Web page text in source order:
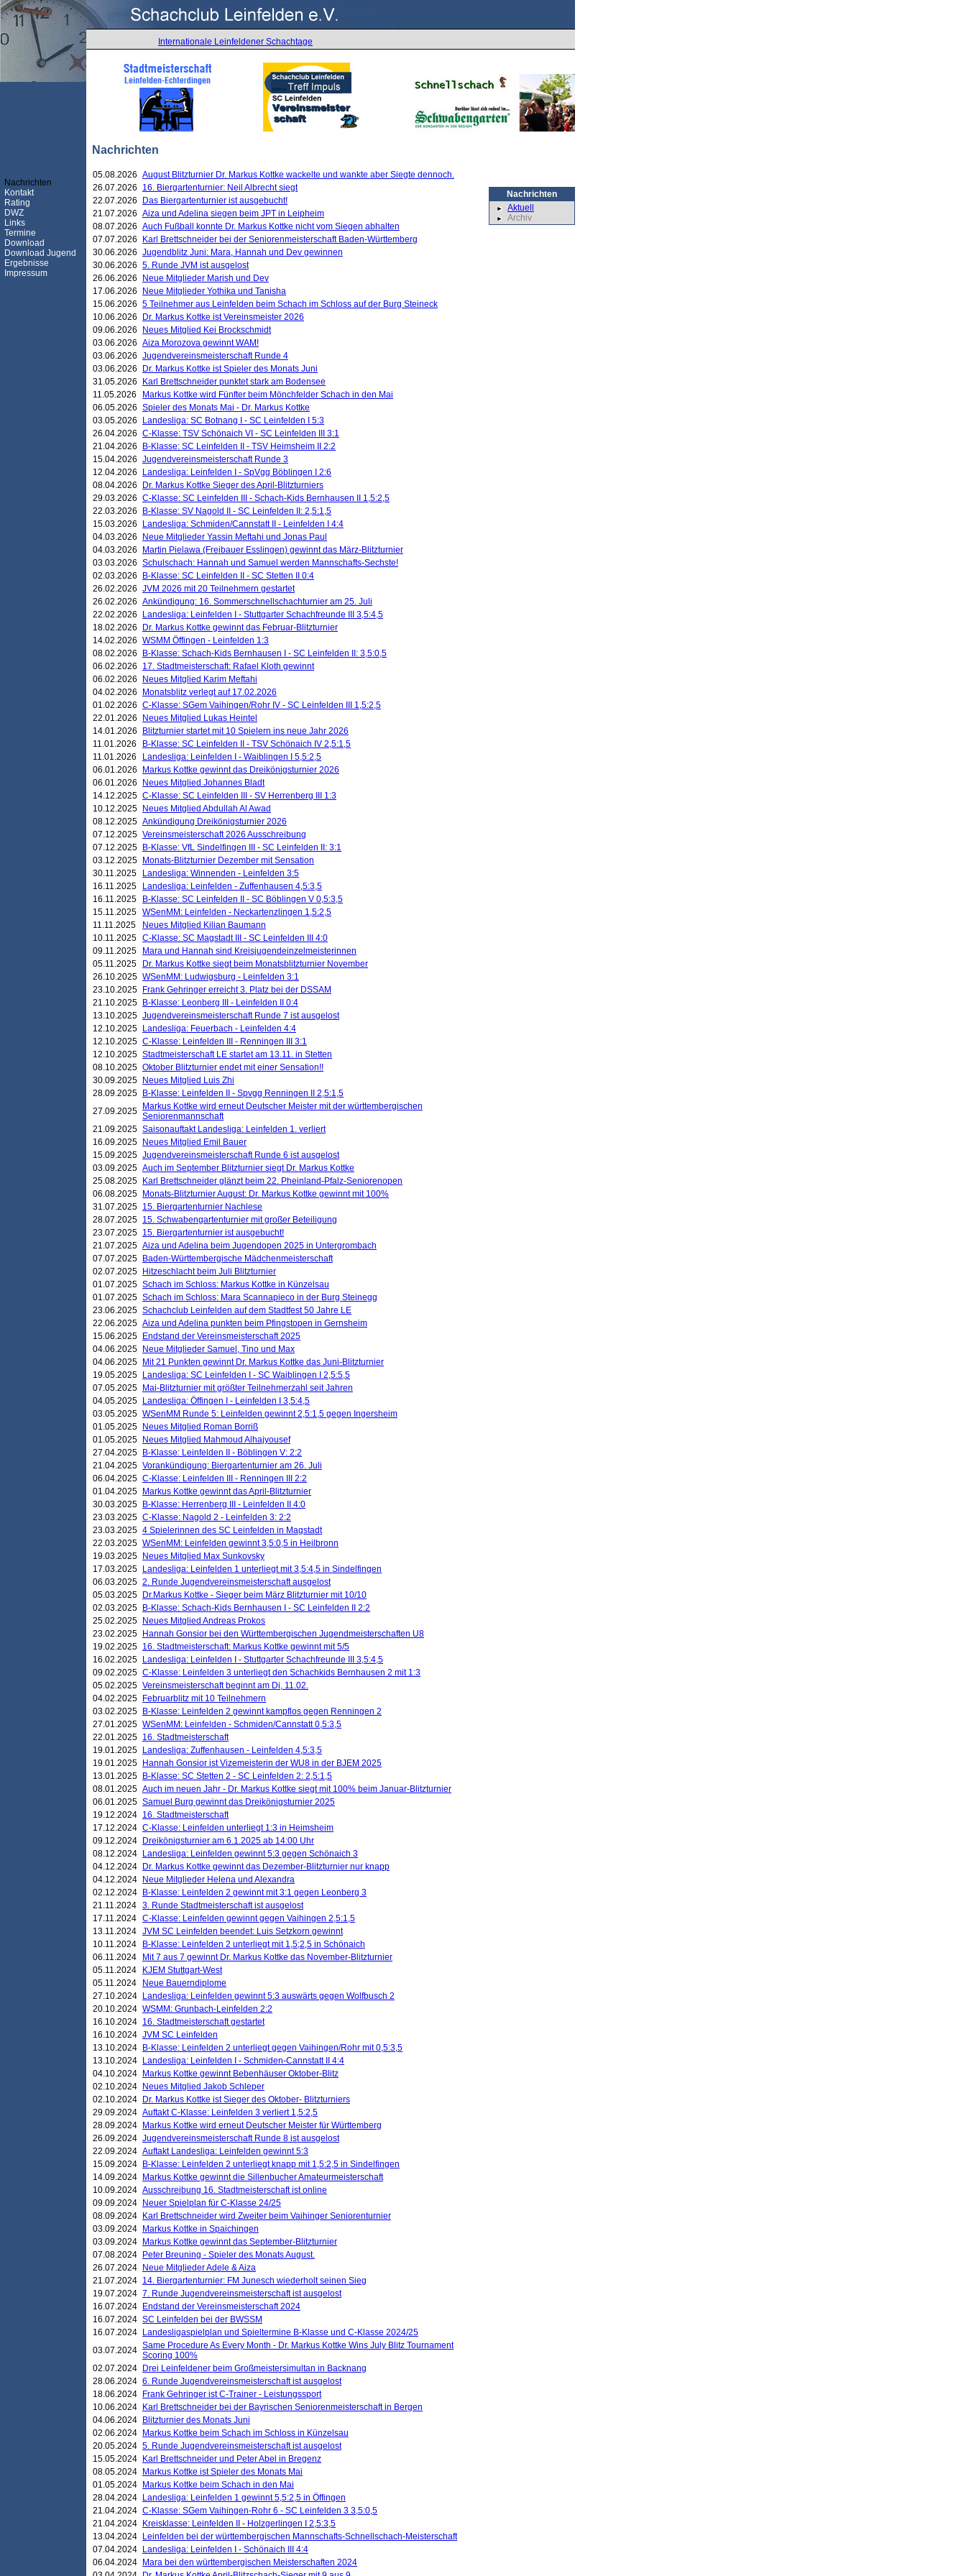
Internationale Leinfeldener Schachtage
Nachrichten
Nachrichten
Kontakt
Rating
DWZ
Links
Termine
Download
Download Jugend
Ergebnisse
Impressum
05.08.2026 August Blitzturnier Dr. Markus Kottke wackelte und wankte aber Siegte dennoch.
26.07.2026
16. Biergartenturnier: Neil Albrecht siegt
22.07.2026
Das Biergartenturnier ist ausgebucht!
21.07.2026 Aiza und Adelina siegen beim JPT in Leipheim
08.07.2026 Auch Fußball konnte Dr. Markus Kottke nicht vom Siegen abhalten
07.07.2026
Karl Brettschneider bei der Seniorenmeisterschaft Baden-Württemberg
30.06.2026 Jugendblitz Juni: Mara, Hannah und Dev gewinnen
30.06.2026 5. Runde JVM ist ausgelost
26.06.2026
Neue Mitglieder Marish und Dev
17.06.2026
Neue Mitglieder Yothika und Tanisha
15.06.2026 5 Teilnehmer aus Leinfelden beim Schach im Schloss auf der Burg Steineck
10.06.2026
Dr. Markus Kottke ist Vereinsmeister 2026
09.06.2026
Neues Mitglied Kei Brockschmidt
03.06.2026 Aiza Morozova gewinnt WAM!
03.06.2026 Jugendvereinsmeisterschaft Runde 4
03.06.2026
Dr. Markus Kottke ist Spieler des Monats Juni
31.05.2026
Karl Brettschneider punktet stark am Bodensee
11.05.2026
Markus Kottke wird Fünfter beim Mönchfelder Schach in den Mai
06.05.2026 Spieler des Monats Mai - Dr. Markus Kottke
03.05.2026
Landesliga: SC Botnang I - SC Leinfelden I 5:3
26.04.2026 C-Klasse: TSV Schönaich VI - SC Leinfelden III 3:1
21.04.2026
B-Klasse: SC Leinfelden II - TSV Heimsheim II 2:2
15.04.2026 Jugendvereinsmeisterschaft Runde 3
12.04.2026
Landesliga: Leinfelden I - SpVgg Böblingen I 2:6
08.04.2026
Dr. Markus Kottke Sieger des April-Blitzturniers
29.03.2026 C-Klasse: SC Leinfelden III - Schach-Kids Bernhausen II 1,5:2,5
22.03.2026
B-Klasse: SV Nagold II - SC Leinfelden II: 2,5:1,5
15.03.2026
Landesliga: Schmiden/Cannstatt II - Leinfelden I 4:4
04.03.2026
Neue Mitglieder Yassin Meftahi und Jonas Paul
04.03.2026
Martin Pielawa (Freibauer Esslingen) gewinnt das März-Blitzturnier
03.03.2026 Schulschach: Hannah und Samuel werden Mannschafts-Sechste!
02.03.2026
B-Klasse: SC Leinfelden II - SC Stetten II 0:4
26.02.2026 JVM 2026 mit 20 Teilnehmern gestartet
26.02.2026 Ankündigung: 16. Sommerschnellschachturnier am 25. Juli
22.02.2026
Landesliga: Leinfelden I - Stuttgarter Schachfreunde III 3,5:4,5
18.02.2026
Dr. Markus Kottke gewinnt das Februar-Blitzturnier
14.02.2026 WSMM Öffingen - Leinfelden 1:3
08.02.2026
B-Klasse: Schach-Kids Bernhausen I - SC Leinfelden II: 3,5:0,5
06.02.2026
17. Stadtmeisterschaft: Rafael Kloth gewinnt
06.02.2026
Neues Mitglied Karim Meftahi
04.02.2026
Monatsblitz verlegt auf 17.02.2026
01.02.2026 C-Klasse: SGem Vaihingen/Rohr IV - SC Leinfelden III 1,5:2,5
22.01.2026
Neues Mitglied Lukas Heintel
14.01.2026
Blitzturnier startet mit 10 Spielern ins neue Jahr 2026
11.01.2026
B-Klasse: SC Leinfelden II - TSV Schönaich IV 2,5:1,5
11.01.2026
Landesliga: Leinfelden I - Waiblingen I 5,5:2,5
06.01.2026
Markus Kottke gewinnt das Dreikönigsturnier 2026
06.01.2026
Neues Mitglied Johannes Bladt
14.12.2025 C-Klasse: SC Leinfelden III - SV Herrenberg III 1:3
10.12.2025
Neues Mitglied Abdullah Al Awad
08.12.2025 Ankündigung Dreikönigsturnier 2026
07.12.2025 Vereinsmeisterschaft 2026 Ausschreibung
07.12.2025
B-Klasse: VfL Sindelfingen III - SC Leinfelden II: 3:1
03.12.2025
Monats-Blitzturnier Dezember mit Sensation
30.11.2025
Landesliga: Winnenden - Leinfelden 3:5
16.11.2025
Landesliga: Leinfelden - Zuffenhausen 4,5:3,5
16.11.2025
B-Klasse: SC Leinfelden II - SC Böblingen V 0,5:3,5
15.11.2025 WSenMM: Leinfelden - Neckartenzlingen 1,5:2,5
11.11.2025
Neues Mitglied Kilian Baumann
10.11.2025 C-Klasse: SC Magstadt III - SC Leinfelden III 4:0
09.11.2025
Mara und Hannah sind Kreisjugendeinzelmeisterinnen
05.11.2025
Dr. Markus Kottke siegt beim Monatsblitzturnier November
26.10.2025 WSenMM: Ludwigsburg - Leinfelden 3:1
23.10.2025
Frank Gehringer erreicht 3. Platz bei der DSSAM
21.10.2025
B-Klasse: Leonberg III - Leinfelden II 0:4
13.10.2025 Jugendvereinsmeisterschaft Runde 7 ist ausgelost
12.10.2025
Landesliga: Feuerbach - Leinfelden 4:4
12.10.2025 C-Klasse: Leinfelden III - Renningen III 3:1
12.10.2025 Stadtmeisterschaft LE startet am 13.11. in Stetten
08.10.2025 Oktober Blitzturnier endet mit einer Sensation!!
30.09.2025
Neues Mitglied Luis Zhi
28.09.2025
B-Klasse: Leinfelden II - Spvgg Renningen II 2,5:1,5
27.09.2025
Markus Kottke wird erneut Deutscher Meister mit der württembergischen
Seniorenmannschaft
21.09.2025 Saisonauftakt Landesliga: Leinfelden 1. verliert
16.09.2025
Neues Mitglied Emil Bauer
15.09.2025 Jugendvereinsmeisterschaft Runde 6 ist ausgelost
03.09.2025 Auch im September Blitzturnier siegt Dr. Markus Kottke
25.08.2025
Karl Brettschneider glänzt beim 22. Pheinland-Pfalz-Seniorenopen
06.08.2025
Monats-Blitzturnier August: Dr. Markus Kottke gewinnt mit 100%
31.07.2025 15. Biergartenturnier Nachlese
28.07.2025 15. Schwabengartenturnier mit großer Beteiligung
23.07.2025 15. Biergartenturnier ist ausgebucht!
21.07.2025 Aiza und Adelina beim Jugendopen 2025 in Untergrombach
07.07.2025
Baden-Württembergische Mädchenmeisterschaft
02.07.2025
Hitzeschlacht beim Juli Blitzturnier
01.07.2025 Schach im Schloss: Markus Kottke in Künzelsau
01.07.2025 Schach im Schloss: Mara Scannapieco in der Burg Steinegg
23.06.2025 Schachclub Leinfelden auf dem Stadtfest 50 Jahre LE
22.06.2025 Aiza und Adelina punkten beim Pfingstopen in Gernsheim
15.06.2025
Endstand der Vereinsmeisterschaft 2025
04.06.2025
Neue Mitglieder Samuel, Tino und Max
04.06.2025
Mit 21 Punkten gewinnt Dr. Markus Kottke das Juni-Blitzturnier
19.05.2025
Landesliga: SC Leinfelden I - SC Waiblingen I 2,5:5,5
07.05.2025
Mai-Blitzturnier mit größter Teilnehmerzahl seit Jahren
04.05.2025
Landesliga: Öffingen I - Leinfelden I 3,5:4,5
03.05.2025 WSenMM Runde 5: Leinfelden gewinnt 2,5:1,5 gegen Ingersheim
01.05.2025
Neues Mitglied Roman Borriß
01.05.2025
Neues Mitglied Mahmoud Alhajyousef
27.04.2025
B-Klasse: Leinfelden II - Böblingen V: 2:2
21.04.2025 Vorankündigung: Biergartenturnier am 26. Juli
06.04.2025 C-Klasse: Leinfelden III - Renningen III 2:2
01.04.2025
Markus Kottke gewinnt das April-Blitzturnier
30.03.2025
B-Klasse: Herrenberg III - Leinfelden II 4:0
23.03.2025 C-Klasse: Nagold 2 - Leinfelden 3: 2:2
23.03.2025 4 Spielerinnen des SC Leinfelden in Magstadt
22.03.2025 WSenMM: Leinfelden gewinnt 3,5:0,5 in Heilbronn
19.03.2025
Neues Mitglied Max Sunkovsky
17.03.2025
Landesliga: Leinfelden 1 unterliegt mit 3,5:4,5 in Sindelfingen
06.03.2025 2. Runde Jugendvereinsmeisterschaft ausgelost
05.03.2025
Dr.Markus Kottke - Sieger beim März Blitzturnier mit 10/10
02.03.2025
B-Klasse: Schach-Kids Bernhausen I - SC Leinfelden II 2:2
25.02.2025
Neues Mitglied Andreas Prokos
23.02.2025
Hannah Gonsior bei den Württembergischen Jugendmeisterschaften U8
19.02.2025 16. Stadtmeisterschaft: Markus Kottke gewinnt mit 5/5
16.02.2025
Landesliga: Leinfelden I - Stuttgarter Schachfreunde III 3,5:4,5
09.02.2025 C-Klasse: Leinfelden 3 unterliegt den Schachkids Bernhausen 2 mit 1:3
05.02.2025 Vereinsmeisterschaft beginnt am Di, 11.02.
04.02.2025
Februarblitz mit 10 Teilnehmern
03.02.2025
B-Klasse: Leinfelden 2 gewinnt kampflos gegen Renningen 2
27.01.2025 WSenMM: Leinfelden - Schmiden/Cannstatt 0,5:3,5
22.01.2025 16. Stadtmeisterschaft
19.01.2025
Landesliga: Zuffenhausen - Leinfelden 4,5:3,5
19.01.2025
Hannah Gonsior ist Vizemeisterin der WU8 in der BJEM 2025
13.01.2025
B-Klasse: SC Stetten 2 - SC Leinfelden 2: 2,5:1,5
08.01.2025 Auch im neuen Jahr - Dr. Markus Kottke siegt mit 100% beim Januar-Blitzturnier
06.01.2025 Samuel Burg gewinnt das Dreikönigsturnier 2025
19.12.2024 16. Stadtmeisterschaft
17.12.2024 C-Klasse: Leinfelden unterliegt 1:3 in Heimsheim
09.12.2024
Dreikönigsturnier am 6.1.2025 ab 14:00 Uhr
08.12.2024
Landesliga: Leinfelden gewinnt 5:3 gegen Schönaich 3
04.12.2024
Dr. Markus Kottke gewinnt das Dezember-Blitzturnier nur knapp
04.12.2024
Neue Mitglieder Helena und Alexandra
02.12.2024
B-Klasse: Leinfelden 2 gewinnt mit 3:1 gegen Leonberg 3
21.11.2024 3. Runde Stadtmeisterschaft ist ausgelost
17.11.2024 C-Klasse: Leinfelden gewinnt gegen Vaihingen 2,5:1,5
13.11.2024 JVM SC Leinfelden beendet: Luis Setzkorn gewinnt
10.11.2024
B-Klasse: Leinfelden 2 unterliegt mit 1,5;2,5 in Schönaich
06.11.2024
Mit 7 aus 7 gewinnt Dr. Markus Kottke das November-Blitzturnier
05.11.2024
KJEM Stuttgart-West
05.11.2024
Neue Bauerndiplome
27.10.2024
Landesliga: Leinfelden gewinnt 5:3 auswärts gegen Wolfbusch 2
20.10.2024 WSMM: Grunbach-Leinfelden 2:2
16.10.2024 16. Stadtmeisterschaft gestartet
16.10.2024 JVM SC Leinfelden
13.10.2024
B-Klasse: Leinfelden 2 unterliegt gegen Vaihingen/Rohr mit 0,5:3,5
13.10.2024
Landesliga: Leinfelden I - Schmiden-Cannstatt II 4:4
04.10.2024
Markus Kottke gewinnt Bebenhäuser Oktober-Blitz
02.10.2024
Neues Mitglied Jakob Schleper
02.10.2024
Dr. Markus Kottke ist Sieger des Oktober- Blitzturniers
29.09.2024 Auftakt C-Klasse: Leinfelden 3 verliert 1,5:2,5
28.09.2024
Markus Kottke wird erneut Deutscher Meister für Württemberg
26.09.2024 Jugendvereinsmeisterschaft Runde 8 ist ausgelost
22.09.2024 Auftakt Landesliga: Leinfelden gewinnt 5:3
15.09.2024
B-Klasse: Leinfelden 2 unterliegt knapp mit 1,5:2,5 in Sindelfingen
14.09.2024
Markus Kottke gewinnt die Sillenbucher Amateurmeisterschaft
10.09.2024 Ausschreibung 16. Stadtmeisterschaft ist online
09.09.2024
Neuer Spielplan für C-Klasse 24/25
08.09.2024
Karl Brettschneider wird Zweiter beim Vaihinger Seniorenturnier
03.09.2024
Markus Kottke in Spaichingen
03.09.2024
Markus Kottke gewinnt das September-Blitzturnier
07.08.2024
Peter Breuning - Spieler des Monats August.
26.07.2024
Neue Mitglieder Adele & Aiza
21.07.2024 14. Biergartenturnier: FM Junesch wiederholt seinen Sieg
19.07.2024 7. Runde Jugendvereinsmeisterschaft ist ausgelost
16.07.2024
Endstand der Vereinsmeisterschaft 2024
16.07.2024 SC Leinfelden bei der BWSSM
16.07.2024
Landesligaspielplan und Spieltermine B-Klasse und C-Klasse 2024/25
03.07.2024 Same Procedure As Every Month - Dr. Markus Kottke Wins July Blitz Tournament
Scoring 100%
02.07.2024
Drei Leinfeldener beim Großmeistersimultan in Backnang
28.06.2024 6. Runde Jugendvereinsmeisterschaft ist ausgelost
18.06.2024
Frank Gehringer ist C-Trainer - Leistungssport
10.06.2024
Karl Brettschneider bei der Bayrischen Seniorenmeisterschaft in Bergen
04.06.2024
Blitzturnier des Monats Juni
02.06.2024
Markus Kottke beim Schach im Schloss in Künzelsau
20.05.2024 5. Runde Jugendvereinsmeisterschaft ist ausgelost
15.05.2024
Karl Brettschneider und Peter Abel in Bregenz
08.05.2024
Markus Kottke ist Spieler des Monats Mai
01.05.2024
Markus Kottke beim Schach in den Mai
28.04.2024
Landesliga: Leinfelden 1 gewinnt 5,5:2,5 in Öffingen
21.04.2024 C-Klasse: SGem Vaihingen-Rohr 6 - SC Leinfelden 3 3,5:0,5
21.04.2024
Kreisklasse: Leinfelden II - Holzgerlingen I 2,5:3,5
13.04.2024
Leinfelden bei der württembergischen Mannschafts-Schnellschach-Meisterschaft
07.04.2024
Landesliga: Leinfelden I - Schönaich III 4:4
06.04.2024
Mara bei den württembergischen Meisterschaften 2024
Nachrichten
Aktuell
Archiv